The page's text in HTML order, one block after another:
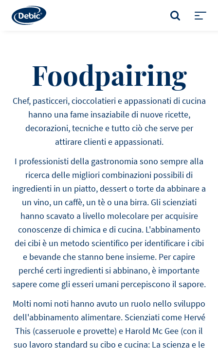
main
CERCA
Foodpairing
Chef, pasticceri, cioccolatieri e appassionati di cucina
hanno una fame insaziabile di nuove ricette,
decorazioni, tecniche e tutto ciò che serve per
attirare clienti e appassionati.
I professionisti della gastronomia sono sempre alla
ricerca delle migliori combinazioni possibili di
ingredienti in un piatto, dessert o torte da abbinare a
un vino, un caffè, un tè o una birra. Gli scienziati
hanno scavato a livello molecolare per acquisire
conoscenze di chimica e di cucina. L'abbinamento
dei cibi è un metodo scientifico per identificare i cibi
e bevande che stanno bene insieme. Per capire
perché certi ingredienti si abbinano, è importante
sapere come gli esseri umani percepiscono il sapore.
Molti nomi noti hanno avuto un ruolo nello sviluppo
dell'abbinamento alimentare. Scienziati come Hervé
This (casseruole e provette) e Harold Mc Gee (con il
suo lavoro standard su cibo e cucina: La scienza e le